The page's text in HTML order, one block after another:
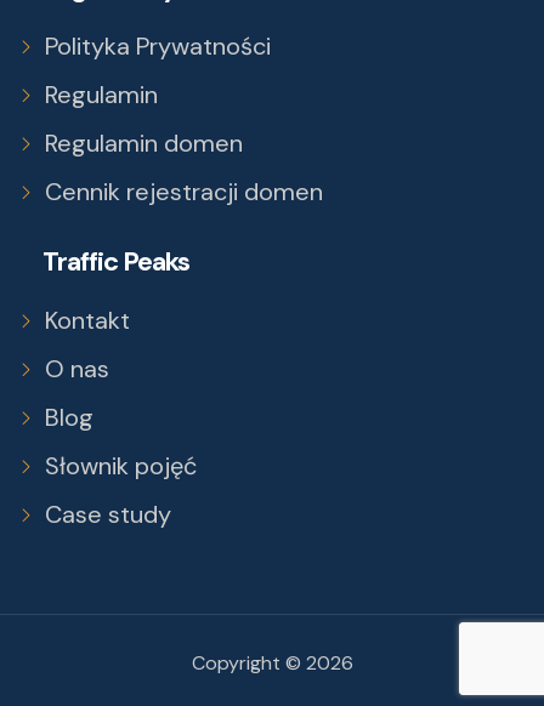
Polityka Prywatności
Regulamin
Regulamin domen
Cennik rejestracji domen
Traffic Peaks
Kontakt
O nas
Blog
Słownik pojęć
Case study
Copyright © 2026